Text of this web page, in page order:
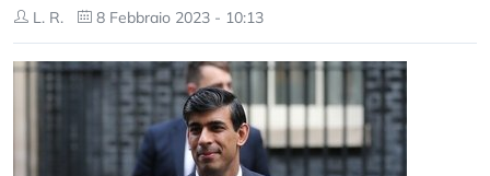
L. R. 8 Febbraio 2023 - 10:13